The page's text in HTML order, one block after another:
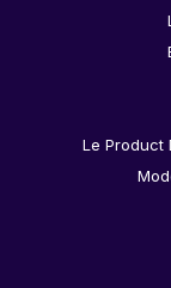
Le Product